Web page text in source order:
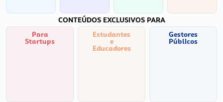
CONTEÚDOS EXCLUSIVOS PARA
Para
Startups
Estudantes
e
Educadores
Gestores
Públicos